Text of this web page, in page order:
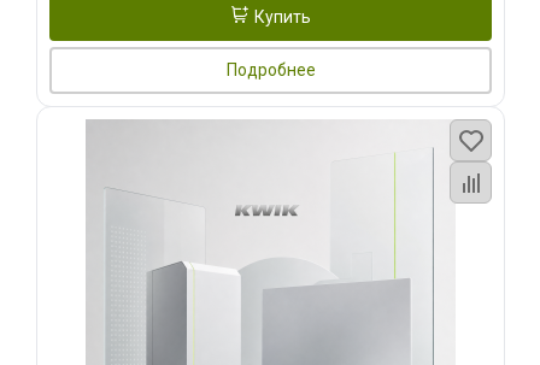
Купить
Подробнее